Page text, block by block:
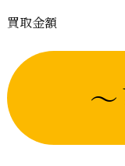
買取金額